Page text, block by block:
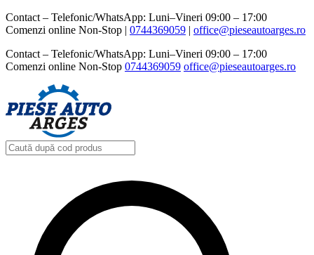
Contact – Telefonic/WhatsApp: Luni–Vineri 09:00 – 17:00
Comenzi online Non-Stop | 0744369059‬ | office@pieseautoarges.ro
Contact – Telefonic/WhatsApp: Luni–Vineri 09:00 – 17:00
Comenzi online Non-Stop 0744369059‬ office@pieseautoarges.ro